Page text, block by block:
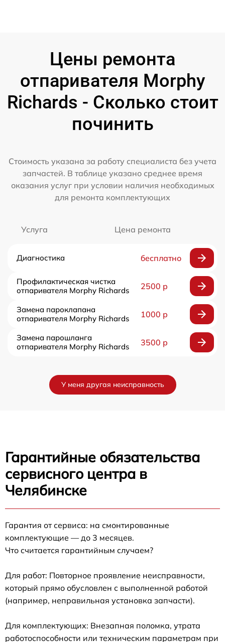
Цены ремонта
отпаривателя Morphy
Richards - Сколько стоит
починить
Стоимость указана за работу специалиста без учета
запчастей. В таблице указано среднее время
оказания услуг при условии наличия необходимых
для ремонта комплектующих
Услуга Цена ремонта
Диагностика бесплатно
Профилактическая чистка
отпаривателя Morphy Richards
2500 р
Замена пароклапана
отпаривателя Morphy Richards
1000 р
Замена парошланга
отпаривателя Morphy Richards
3500 р
У меня другая неисправность
Гарантийные обязательства
сервисного центра в
Челябинске
Гарантия от сервиса: на смонтированные
комплектующие — до 3 месяцев.
Что считается гарантийным случаем?
Для работ: Повторное проявление неисправности,
который прямо обусловлен с выполненной работой
(например, неправильная установка запчасти).
Для комплектующих: Внезапная поломка, утрата
работоспособности или техническим параметрам при